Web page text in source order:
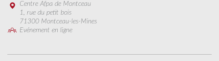
Centre Afpa de Montceau
1, rue du petit bois
71300 Montceau-les-Mines
Evénement en ligne